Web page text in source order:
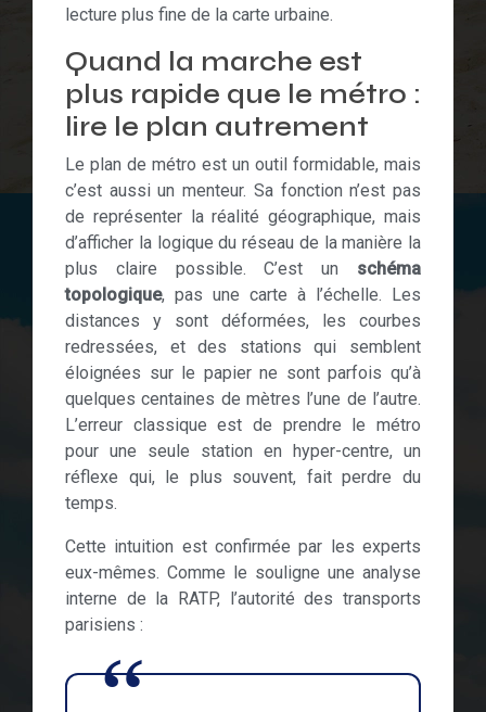
lecture plus fine de la carte urbaine.
Quand la marche est
plus rapide que le métro :
lire le plan autrement
Le plan de métro est un outil formidable, mais
c’est aussi un menteur. Sa fonction n’est pas
de représenter la réalité géographique, mais
d’afficher la logique du réseau de la manière la
plus claire possible. C’est un schéma
topologique, pas une carte à l’échelle. Les
distances y sont déformées, les courbes
redressées, et des stations qui semblent
éloignées sur le papier ne sont parfois qu’à
quelques centaines de mètres l’une de l’autre.
L’erreur classique est de prendre le métro
pour une seule station en hyper-centre, un
réflexe qui, le plus souvent, fait perdre du
temps.
Cette intuition est confirmée par les experts
eux-mêmes. Comme le souligne une analyse
interne de la RATP, l’autorité des transports
parisiens :